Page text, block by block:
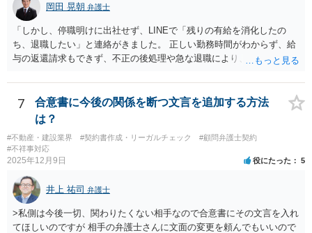
岡田 晃朝 弁護士
「しかし、停職明けに出社せず、LINEで「残りの有給を消化したの
ち、退職したい」と連絡がきました。 正しい勤務時間がわからず、給
与の返還請求もできず、不正の後処理や急な退職により、社や他のス
状況です。」 大変悪質ですね。打刻場所のデータと、これまでのタイ
ムカードの虚偽を確認し、突き付けて責任を問題にすることになるで
しょう。 詐欺もありうるでしょうね。 「正しい時間がわからないとい
うタイムカード不正打刻による返還請求はどのようにおこなえばよい
でしょうか？」 想定できる虚偽を前提に、相手と協議して詰めればよ
いかと思います。 確実な記録があれば、それによるのがよいですが、
弁護士と相談しながら、対応策を検討する方がよいでしょう。 また、
返還が難しい場合、損害賠償を請求する事はできますでしょうか？ 法
的には可能ですが、立証の問題があります。 協議でも問題にできそう
ですが、調停なども検討できるでしょう。 また、返還請求も損害賠償
7
合意書に今後の関係を断つ文言を追加する方法
は？
#不動産・建設業界 #契約書作成・リーガルチェック
#顧問弁護士契約
#不祥事対応
2025年12月9日 役にたった 5
井上 祐司 弁護士
>私側は今後一切、関わりたくない相手なので合意書にその文言を入れ
てほしいのですが 相手の弁護士さんに文面の変更を頼んでもいいので